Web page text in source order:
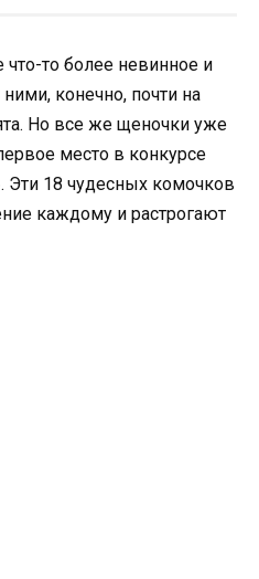
то более невинное и
конечно, почти на
Но все же щеночки уже
место в конкурсе
18 чудесных комочков
каждому и растрогают